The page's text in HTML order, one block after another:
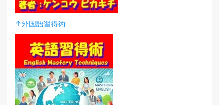
↑外国語習得術